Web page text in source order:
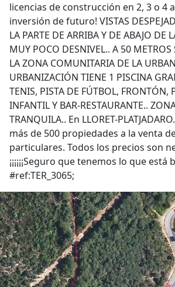
licencias de construcción en 2, 3 o 4
inversión de futuro! VISTAS
LA PARTE DE ARRIBA Y DE ABAJO DE
MUY POCO DESNIVEL.. A 50 METROS
LA ZONA COMUNITARIA DE LA
URBANIZACIÓN TIENE 1 PISCINA
TENIS, PISTA DE FÚTBOL, FRONTÓN,
INFANTIL Y BAR-RESTAURANTE..
TRANQUILA.. En LLORET-
más de 500 propiedades a la venta
particulares. Todos los precios son
¡¡¡¡¡¡Seguro que tenemos lo que está
#ref:TER_3065;